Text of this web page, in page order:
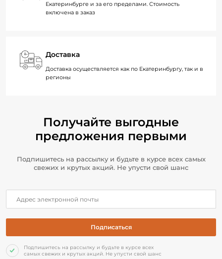
Екатеринбурге и за его пределами. Стоимость
включена в заказ
Доставка
Доставка осуществляется как по Екатеринбургу, так и в
регионы
Получайте выгодные
предложения первыми
Подпишитесь на рассылку и будьте в курсе всех самых
свежих и крутых акций. Не упусти свой шанс
Подпишитесь на рассылку и будьте в курсе всех
самых свежих и крутых акций. Не упусти свой шанс